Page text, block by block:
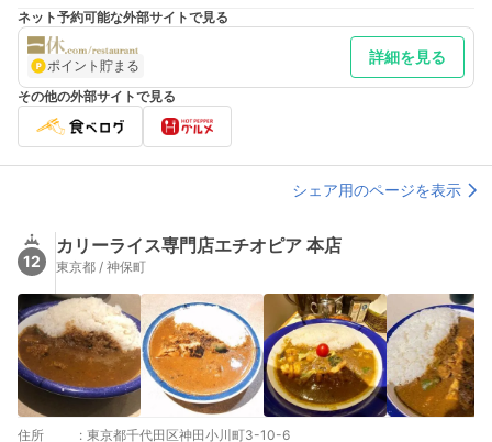
ネット予約可能な外部サイトで見る
ポイント貯まる 詳細を見る
その他の外部サイトで見る
シェア用のページを表示
12
カリーライス専門店エチオピア 本店
東京都 / 神保町
住所 : 東京都千代田区神田小川町3-10-6